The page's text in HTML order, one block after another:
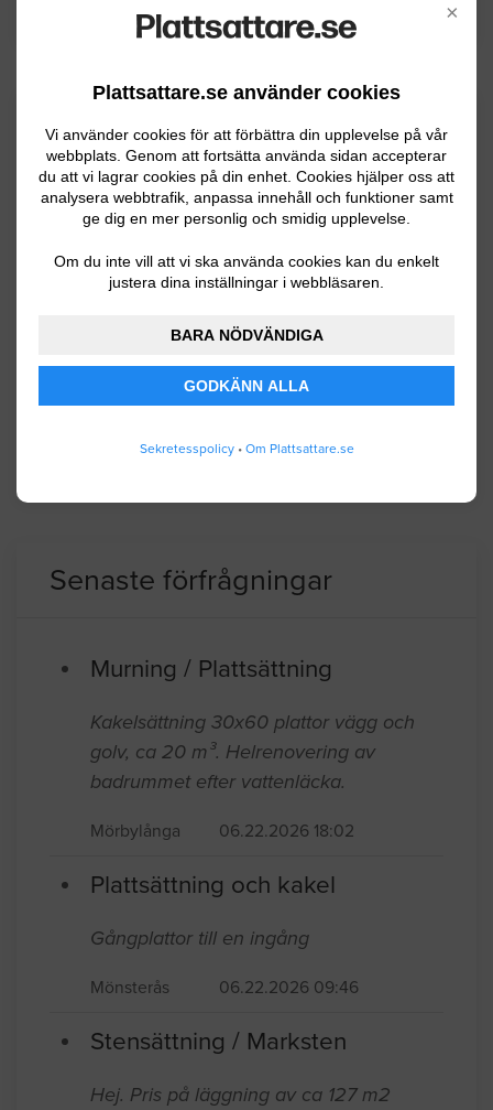
×
Plattsattare.se använder cookies
Vi använder cookies för att förbättra din upplevelse på vår
webbplats. Genom att fortsätta använda sidan accepterar
du att vi lagrar cookies på din enhet. Cookies hjälper oss att
analysera webbtrafik, anpassa innehåll och funktioner samt
ge dig en mer personlig och smidig upplevelse.
Om du inte vill att vi ska använda cookies kan du enkelt
justera dina inställningar i webbläsaren.
BARA NÖDVÄNDIGA
GODKÄNN ALLA
Sekretesspolicy• Om Plattsattare.se
Kommuninformation
Mörbylånga kommun ligger på södra Öland
och har ca 13700 invånare. Södra Ölands
odlingslandskap är utsett av UNESCO till ett
världsarvsomårde. 70 procent av jobben finns
sysselsätter många.
Senaste förfrågningar
Murning / Plattsättning
Kakelsättning 30x60 plattor vägg och
golv, ca 20 m³. Helrenovering av
badrummet efter vattenläcka.
Mörbylånga 06.22.2026 18:02
Plattsättning och kakel
Gångplattor till en ingång
Mönsterås 06.22.2026 09:46
Stensättning / Marksten
Hej. Pris på läggning av ca 127 m2